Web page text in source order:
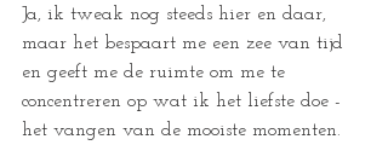
Ja, ik tweak nog steeds hier en daar,
maar het bespaart me een zee van tijd
en geeft me de ruimte om me te
concentreren op wat ik het liefste doe -
het vangen van de mooiste momenten.